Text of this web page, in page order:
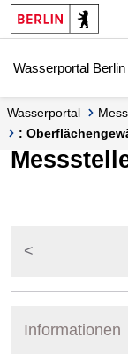
Springe zur
Springe zum Inhalt
Wasserportal Berlin
Wasserportal
:
Informationen